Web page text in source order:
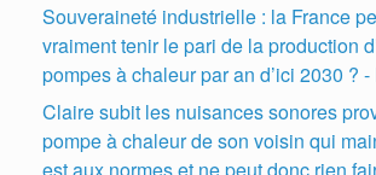
Souveraineté industrielle : la France
vraiment tenir le pari de la production
pompes à chaleur par an d’ici 2030 ?
Claire subit les nuisances sonores
pompe à chaleur de son voisin qui
est aux normes et ne peut donc rien